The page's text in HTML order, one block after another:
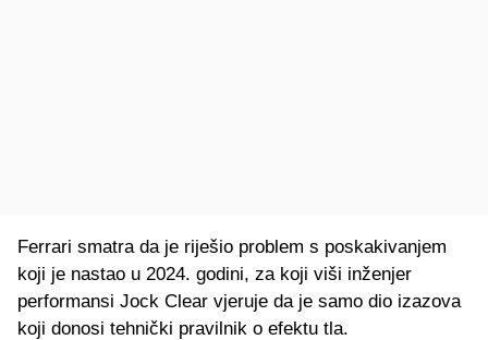
Ferrari smatra da je riješio problem s poskakivanjem
koji je nastao u 2024. godini, za koji viši inženjer
performansi Jock Clear vjeruje da je samo dio izazova
koji donosi tehnički pravilnik o efektu tla.